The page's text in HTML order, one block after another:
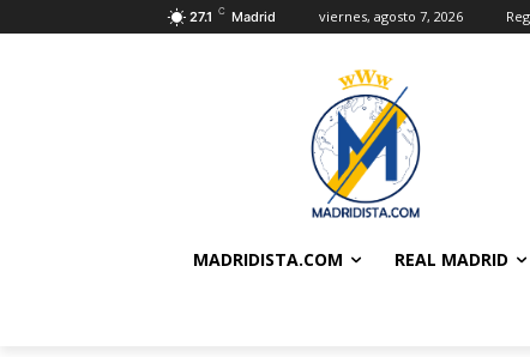
27.1 C Madrid viernes, agosto 7, 2026
MADRIDISTA.COM REAL MADRID